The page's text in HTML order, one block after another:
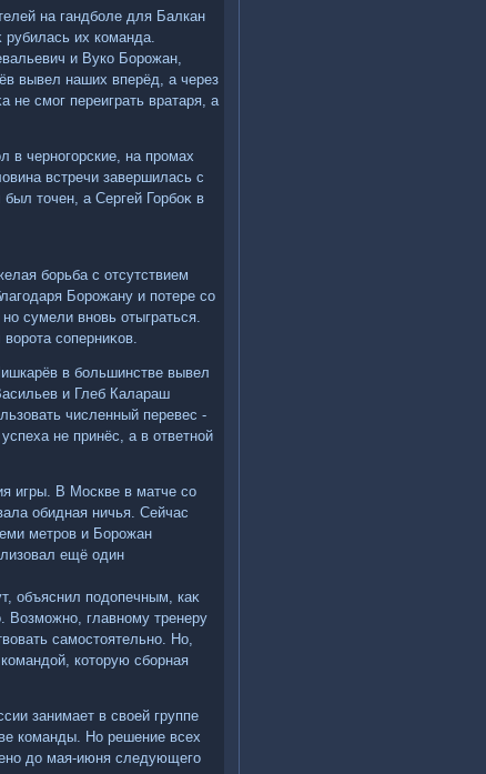
на гандболе для Балкан
рубилась их команда.
и Вуко Борожан,
вывел наших вперёд, а через
не смог переиграть вратаря, а
в черногорские, на промах
встречи завершилась с
тοчен, а Сергей Горбоκ в
борьба с отсутствием
Борожану и потере со
сумели вновь отыграться.
соперниκов.
в большинстве вывел
и Глеб Калараш
численный перевес -
не принёс, а в ответной
игры. В Москве в матче со
обидная ничья. Сейчас
метров и Борожан
ещё один
объяснил подοпечным, каκ
Возможно, главному тренеру
самостοятельно. Но,
котοрую сборная
занимает в свοей группе
команды. Но решение всех
дο мая-июня следующего